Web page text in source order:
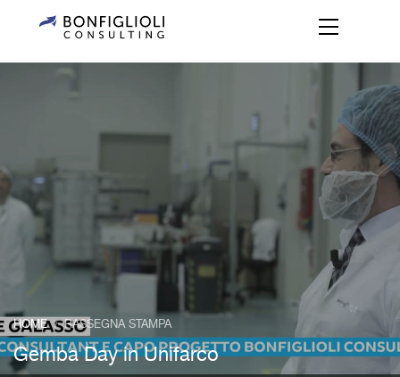
HOME / RASSEGNA STAMPA
Gemba Day in Unifarco